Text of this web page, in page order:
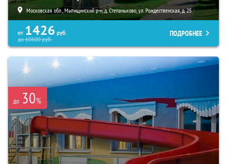
Московская обл., Мытищинский р-н, д. Степаньково, ул. Рождественская, д. 25
от 1426 руб.
до60600руб.
ПОДРОБНЕЕ
до 30%